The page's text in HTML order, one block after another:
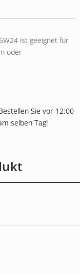
ist geeignet für
oder
Sie vor 12:00
selben Tag!